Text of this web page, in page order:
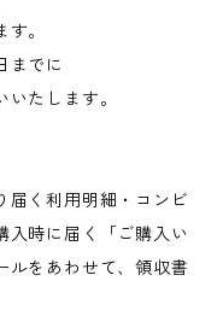
。
までに
たします。
届く利用明細・コンビ
入時に届く「ご購入い
ルをあわせて、領収書